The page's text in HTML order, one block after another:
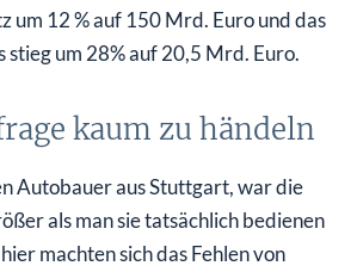
um 12 % auf 150 Mrd. Euro und das
um 28% auf 20,5 Mrd. Euro.
kaum zu händeln
Autobauer aus Stuttgart, war die
als man sie tatsächlich bedienen
machten sich das Fehlen von